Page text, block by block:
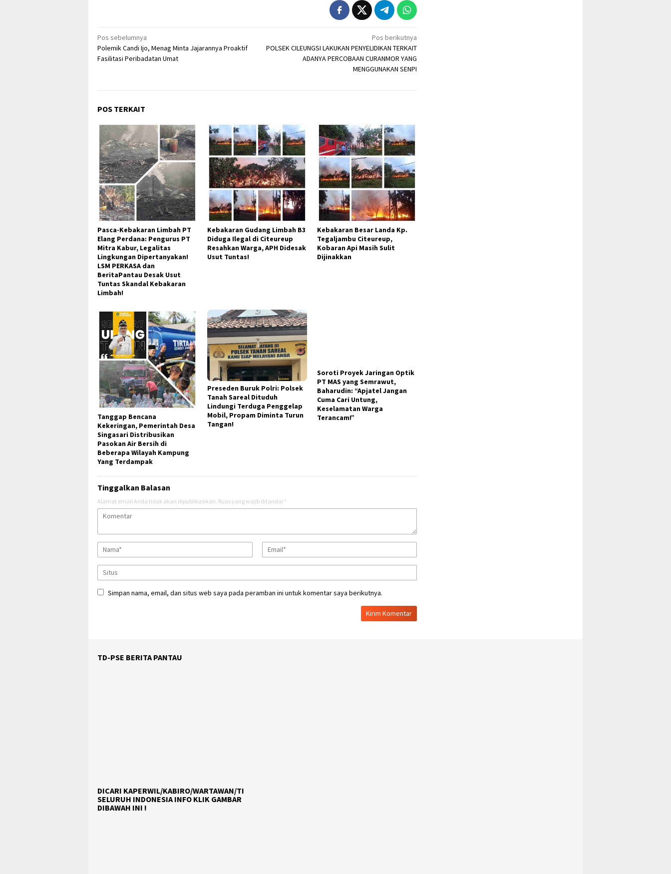
Navigasi
pos
Pos sebelumnya
Polemik Candi Ijo, Menag Minta Jajarannya Proaktif
Fasilitasi Peribadatan Umat
Pos berikutnya
POLSEK CILEUNGSI LAKUKAN PENYELIDIKAN TERKAIT
ADANYA PERCOBAAN CURANMOR YANG
MENGGUNAKAN SENPI
POS TERKAIT
Pasca-Kebakaran Limbah PT
Elang Perdana: Pengurus PT
Mitra Kabur, Legalitas
Lingkungan Dipertanyakan!
LSM PERKASA dan
BeritaPantau Desak Usut
Tuntas Skandal Kebakaran
Limbah!
Kebakaran Gudang Limbah B3
Diduga Ilegal di Citeureup
Resahkan Warga, APH Didesak
Usut Tuntas!
Kebakaran Besar Landa Kp.
Tegaljambu Citeureup,
Kobaran Api Masih Sulit
Dijinakkan
Tanggap Bencana
Kekeringan, Pemerintah Desa
Singasari Distribusikan
Pasokan Air Bersih di
Beberapa Wilayah Kampung
Yang Terdampak
Preseden Buruk Polri: Polsek
Tanah Sareal Dituduh
Lindungi Terduga Penggelap
Mobil, Propam Diminta Turun
Tangan!
Soroti Proyek Jaringan Optik
Tinggalkan Balasan
Alamat email Anda tidak akan dipublikasikan. Ruas yang wajib ditandai *
Simpan nama, email, dan situs web saya pada peramban ini untuk komentar saya berikutnya.
TD-PSE BERITA PANTAU